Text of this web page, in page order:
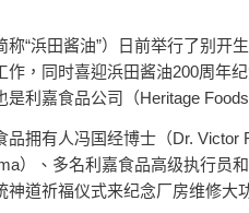
称“浜田酱油”）日前举行了别开
作，同时喜迎浜田酱油200周年
利嘉食品公司（Heritage
品拥有人冯国经博士（Dr.
）、多名利嘉食品高级执行员
神道祈福仪式来纪念厂房维修大